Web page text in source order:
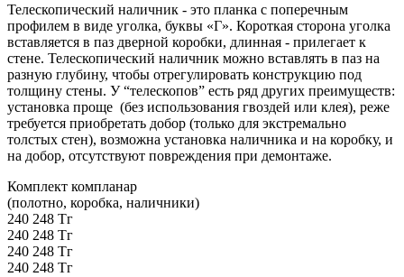
Телескопический наличник - это планка с поперечным
профилем в виде уголка, буквы «Г». Короткая сторона уголка
вставляется в паз дверной коробки, длинная - прилегает к
стене. Телескопический наличник можно вставлять в паз на
разную глубину, чтобы отрегулировать конструкцию под
толщину стены. У “телескопов” есть ряд других преимуществ:
установка проще (без использования гвоздей или клея), реже
требуется приобретать добор (только для экстремально
толстых стен), возможна установка наличника и на коробку, и
на добор, отсутствуют повреждения при демонтаже.
Комплект компланар
(полотно, коробка, наличники)
240 248 Тг
240 248 Тг
240 248 Тг
240 248 Тг